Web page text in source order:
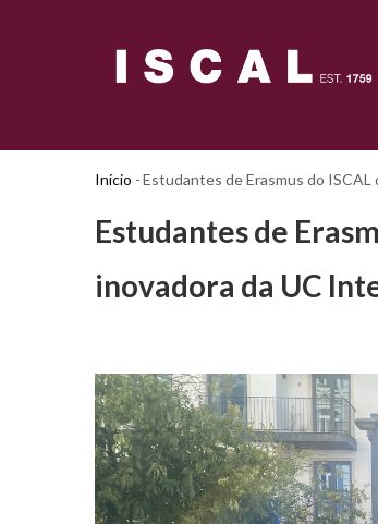
Estudantes de
inovadora da UC
Navegação
estrutural
Início -Estudantes de Erasmus do